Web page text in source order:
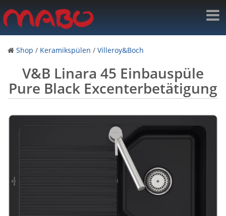
Shop / Keramikspülen / Villeroy&Boch
V&B Linara 45 Einbauspüle
Pure Black Excenterbetätigung